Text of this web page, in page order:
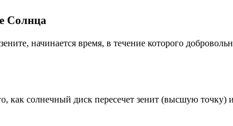
Солнца
начинается время, в течение которого
как солнечный диск пересечет зенит (высшую